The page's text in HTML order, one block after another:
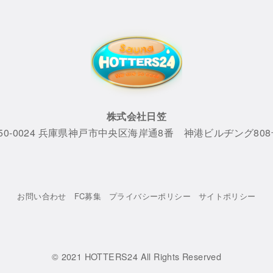
株式会社日笠
0024 兵庫県神戸市中央区海岸通8番 神港ビルヂング
お問い合わせ FC募集 プライバシーポリシー サイトポリシー
© 2021 HOTTERS24 All Rights Reserved